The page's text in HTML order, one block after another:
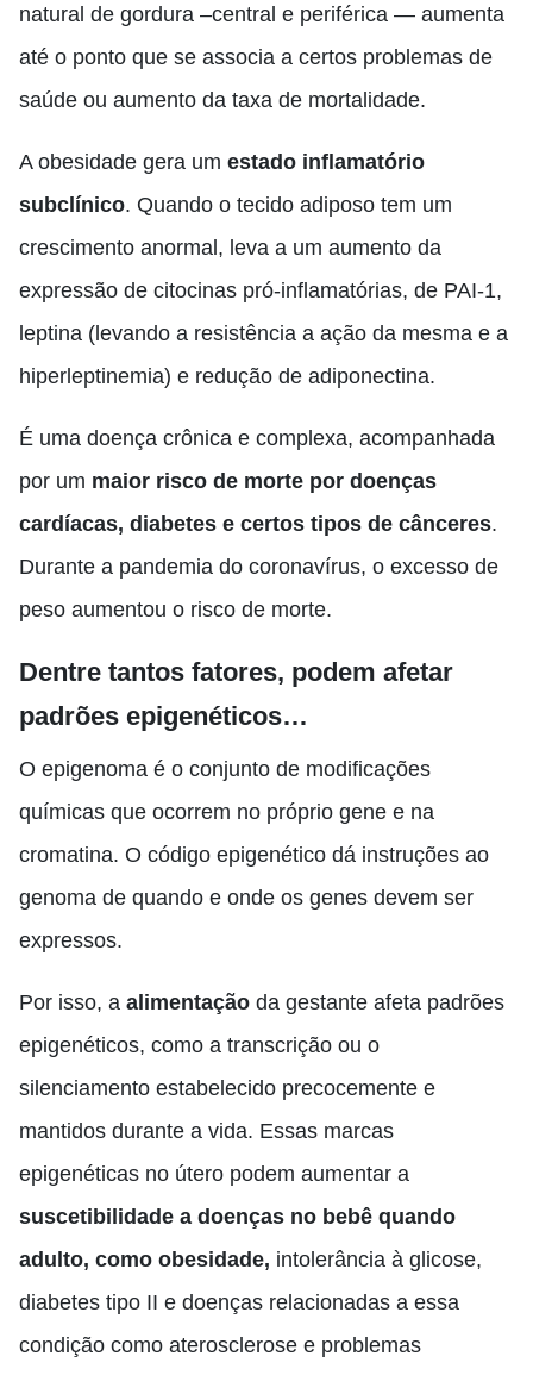
natural de gordura –central e periférica — aumenta
até o ponto que se associa a certos problemas de
saúde ou aumento da taxa de mortalidade.
A obesidade gera um estado inflamatório
subclínico. Quando o tecido adiposo tem um
crescimento anormal, leva a um aumento da
expressão de citocinas pró-inflamatórias, de PAI-1,
leptina (levando a resistência a ação da mesma e a
hiperleptinemia) e redução de adiponectina.
É uma doença crônica e complexa, acompanhada
por um maior risco de morte por doenças
cardíacas, diabetes e certos tipos de cânceres.
Durante a pandemia do coronavírus, o excesso de
peso aumentou o risco de morte.
Dentre tantos fatores, podem afetar
padrões epigenéticos…
O epigenoma é o conjunto de modificações
químicas que ocorrem no próprio gene e na
cromatina. O código epigenético dá instruções ao
genoma de quando e onde os genes devem ser
expressos.
Por isso, a alimentação da gestante afeta padrões
epigenéticos, como a transcrição ou o
silenciamento estabelecido precocemente e
mantidos durante a vida. Essas marcas
epigenéticas no útero podem aumentar a
suscetibilidade a doenças no bebê quando
adulto, como obesidade, intolerância à glicose,
diabetes tipo II e doenças relacionadas a essa
condição como aterosclerose e problemas